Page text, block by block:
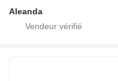
Aleanda